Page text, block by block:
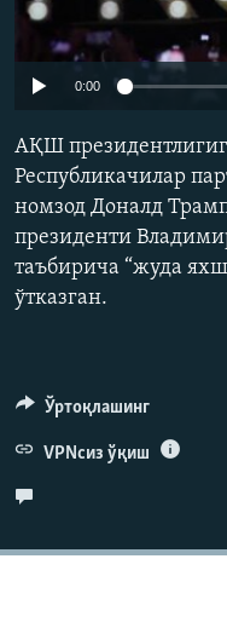
0:00
АҚШ
Республикачилар
номзод Доналд
президенти
таъбирича “жуда
ўтказган.
Ўртоқлашинг
VPNсиз ўқиш